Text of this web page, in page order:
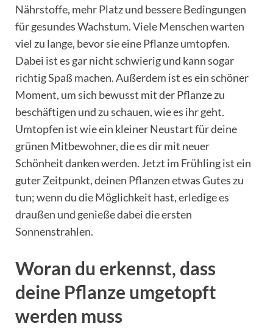
Nährstoffe, mehr Platz und bessere Bedingungen
für gesundes Wachstum. Viele Menschen warten
viel zu lange, bevor sie eine Pflanze umtopfen.
Dabei ist es gar nicht schwierig und kann sogar
richtig Spaß machen. Außerdem ist es ein schöner
Moment, um sich bewusst mit der Pflanze zu
beschäftigen und zu schauen, wie es ihr geht.
Umtopfen ist wie ein kleiner Neustart für deine
grünen Mitbewohner, die es dir mit neuer
Schönheit danken werden. Jetzt im Frühling ist ein
guter Zeitpunkt, deinen Pflanzen etwas Gutes zu
tun; wenn du die Möglichkeit hast, erledige es
draußen und genieße dabei die ersten
Sonnenstrahlen.
Woran du erkennst, dass
deine Pflanze umgetopft
werden muss